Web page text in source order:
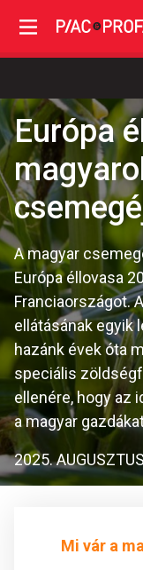
Európa
A magyar
Európa éllovasa
Franciaországot.
ellátásának
hazánk évek óta
speciális
ellenére, hogy az
a magyar
2025.
Mi vár a